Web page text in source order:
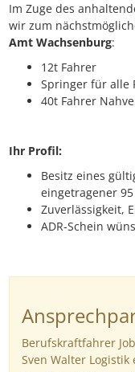
Im Zuge des
wir zum
Amt Wachsenburg:
12t Fahrer
Springer für alle
40t Fahrer
Ihr Profil:
Besitz eines
eingetragener 95
Zuverlässigkeit,
ADR-Schein
Berufskraftfahrer
Sven Walter Logistik